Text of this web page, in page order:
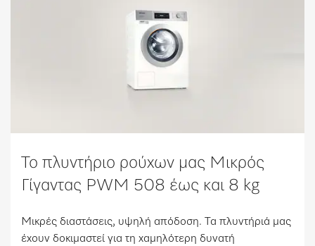
Το πλυντήριo ρούχων μας Μικρός
Γίγαντας PWM 508 έως και 8 kg ​
Μικρές διαστάσεις, υψηλή απόδοση. Τα πλυντήριά μας
έχουν δοκιμαστεί για τη χαμηλότερη δυνατή